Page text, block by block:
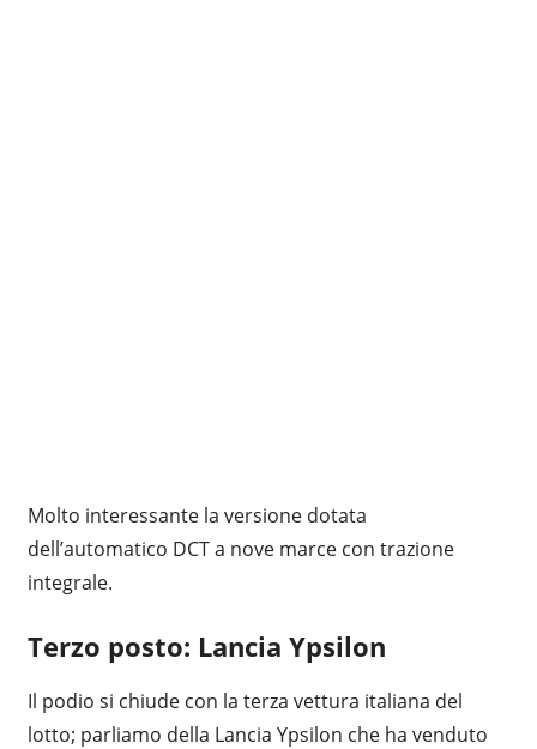
Molto interessante la versione dotata
dell’automatico DCT a nove marce con trazione
integrale.
Terzo posto: Lancia Ypsilon
Il podio si chiude con la terza vettura italiana del
lotto; parliamo della Lancia Ypsilon che ha venduto